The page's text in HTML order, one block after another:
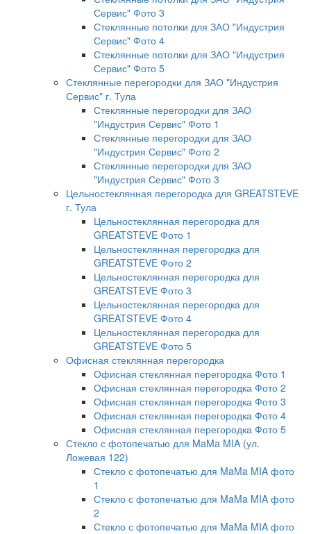
Сервис" Фото 3
Стеклянные потолки для ЗАО "Индустрия
Сервис" Фото 4
Стеклянные потолки для ЗАО "Индустрия
Сервис" Фото 5
Стеклянные перегородки для ЗАО "Индустрия
Сервис" г. Тула
Стеклянные перегородки для ЗАО
"Индустрия Сервис" Фото 1
Стеклянные перегородки для ЗАО
"Индустрия Сервис" Фото 2
Стеклянные перегородки для ЗАО
"Индустрия Сервис" Фото 3
Цельностеклянная перегородка для GREATSTEVE
г. Тула
Цельностеклянная перегородка для
GREATSTEVE Фото 1
Цельностеклянная перегородка для
GREATSTEVE Фото 2
Цельностеклянная перегородка для
GREATSTEVE Фото 3
Цельностеклянная перегородка для
GREATSTEVE Фото 4
Цельностеклянная перегородка для
GREATSTEVE Фото 5
Офисная стеклянная перегородка
Офисная стеклянная перегородка Фото 1
Офисная стеклянная перегородка Фото 2
Офисная стеклянная перегородка Фото 3
Офисная стеклянная перегородка Фото 4
Офисная стеклянная перегородка Фото 5
Стекло с фотопечатью для MaMa MIA (ул.
Ложевая 122)
Стекло с фотопечатью для MaMa MIA фото
1
Стекло с фотопечатью для MaMa MIA фото
2
Стекло с фотопечатью для MaMa MIA фото